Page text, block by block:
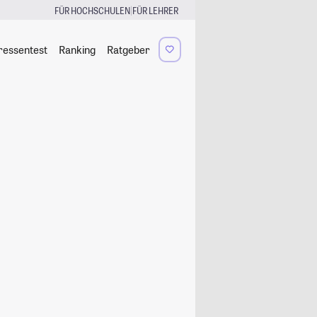
FÜR HOCHSCHULEN|FÜR LEHRER
Ranking Ratgeber